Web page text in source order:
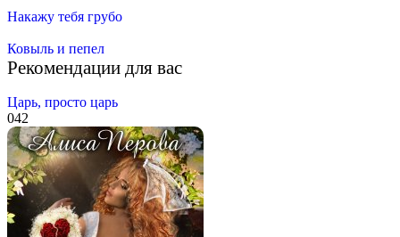
Накажу тебя грубо
Ковыль и пепел
Рекомендации для вас
Царь, просто царь
042